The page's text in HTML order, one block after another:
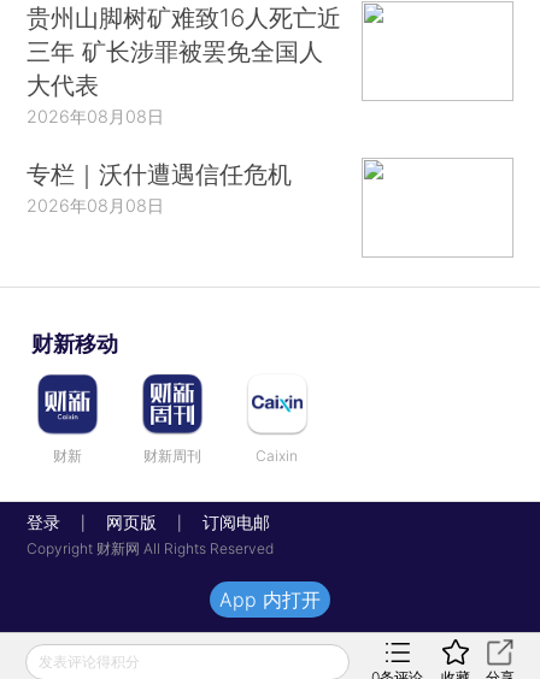
贵州山脚树矿难致16人死亡近
三年 矿长涉罪被罢免全国人
大代表
2026年08月08日
专栏｜沃什遭遇信任危机
2026年08月08日
财新移动
财新 财新周刊 Caixin
登录 网页版 订阅电邮
Copyright 财新网 All Rights Reserved
发表评论得积分
App 内打开